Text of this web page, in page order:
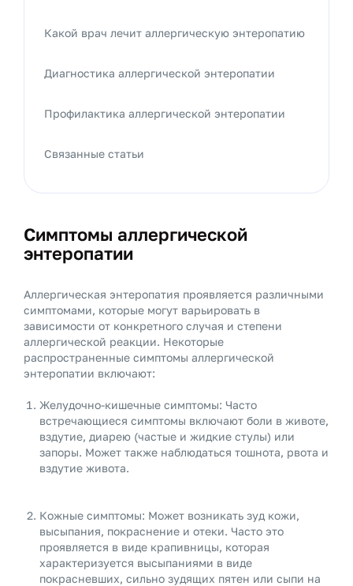
Симптомы аллергической
энтеропатии
Аллергическая энтеропатия проявляется различными
симптомами, которые могут варьировать в
зависимости от конкретного случая и степени
аллергической реакции. Некоторые
распространенные симптомы аллергической
энтеропатии включают:
Желудочно-кишечные симптомы: Часто
встречающиеся симптомы включают боли в животе,
вздутие, диарею (частые и жидкие стулы) или
запоры. Может также наблюдаться тошнота, рвота и
вздутие живота.
Кожные симптомы: Может возникать зуд кожи,
высыпания, покраснение и отеки. Часто это
проявляется в виде крапивницы, которая
характеризуется высыпаниями в виде
покрасневших, сильно зудящих пятен или сыпи на
Какой врач лечит аллергическую энтеропатию
Диагностика аллергической энтеропатии
Профилактика аллергической энтеропатии
Связанные статьи